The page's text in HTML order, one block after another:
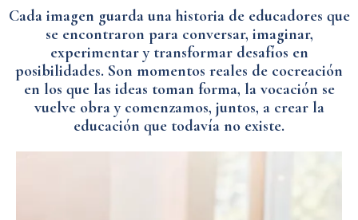
Cada imagen guarda una historia de educadores que
se encontraron para conversar, imaginar,
experimentar y transformar desafíos en
posibilidades. Son momentos reales de cocreación
en los que las ideas toman forma, la vocación se
vuelve obra y comenzamos, juntos, a crear la
educación que todavía no existe.